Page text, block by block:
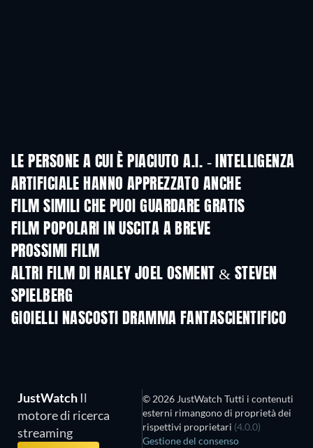
LE PERSONE A CUI È PIACIUTO A.I. - INTELLIGENZA
ARTIFICIALE HANNO APPREZZATO ANCHE
FILM SIMILI CHE PUOI GUARDARE GRATIS
FILM POPOLARI IN USCITA A BREVE
PROSSIMI FILM
ALTRI FILM DI HALEY JOEL OSMENT & STEVEN
SPIELBERG
GIOIELLI NASCOSTI DRAMMA FANTASCIENTIFICO
TV
JustWatch Il
motore di ricerca
streaming
© 2026 JustWatch Tutti i contenuti
esterni rimangono di proprietà dei
rispettivi proprietari (4.0.0)
Gestione del consenso